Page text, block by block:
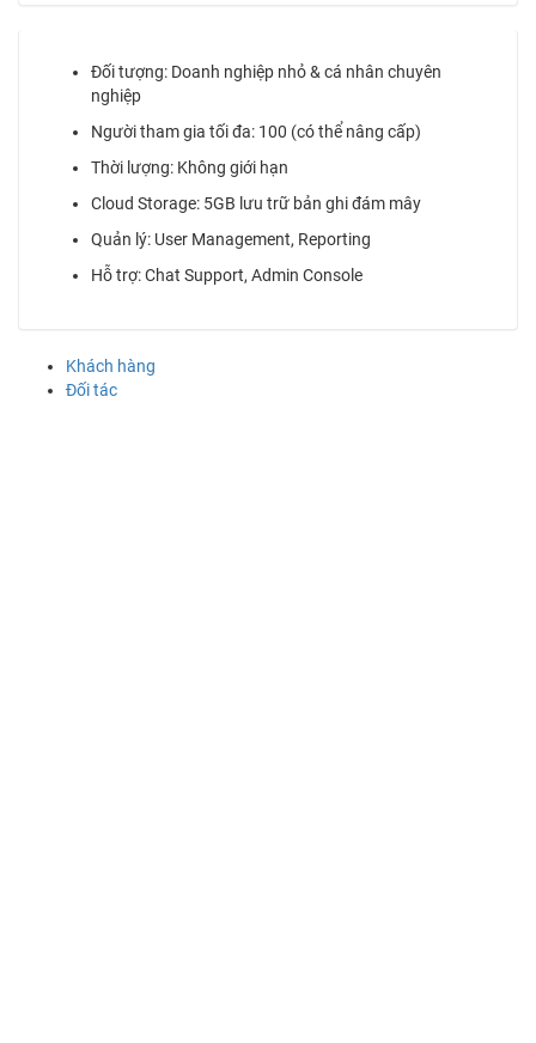
Đối tượng: Doanh nghiệp nhỏ & cá nhân chuyên
nghiệp
Người tham gia tối đa: 100 (có thể nâng cấp)
Thời lượng: Không giới hạn
Cloud Storage: 5GB lưu trữ bản ghi đám mây
Quản lý: User Management, Reporting
Hỗ trợ: Chat Support, Admin Console
Khách hàng
Đối tác